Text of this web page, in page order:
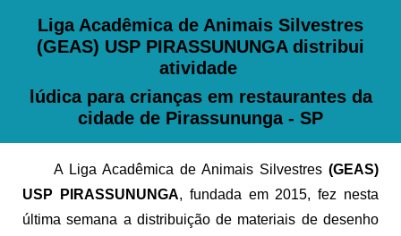
Liga Acadêmica de Animais Silvestres
(GEAS) USP PIRASSUNUNGA distribui
atividade
lúdica para crianças em restaurantes da
cidade de Pirassununga - SP
A Liga Acadêmica de Animais Silvestres(GEAS)
USP PIRASSUNUNGA, fundada em 2015, fez nesta
última semana a distribuição de materiais de desenho